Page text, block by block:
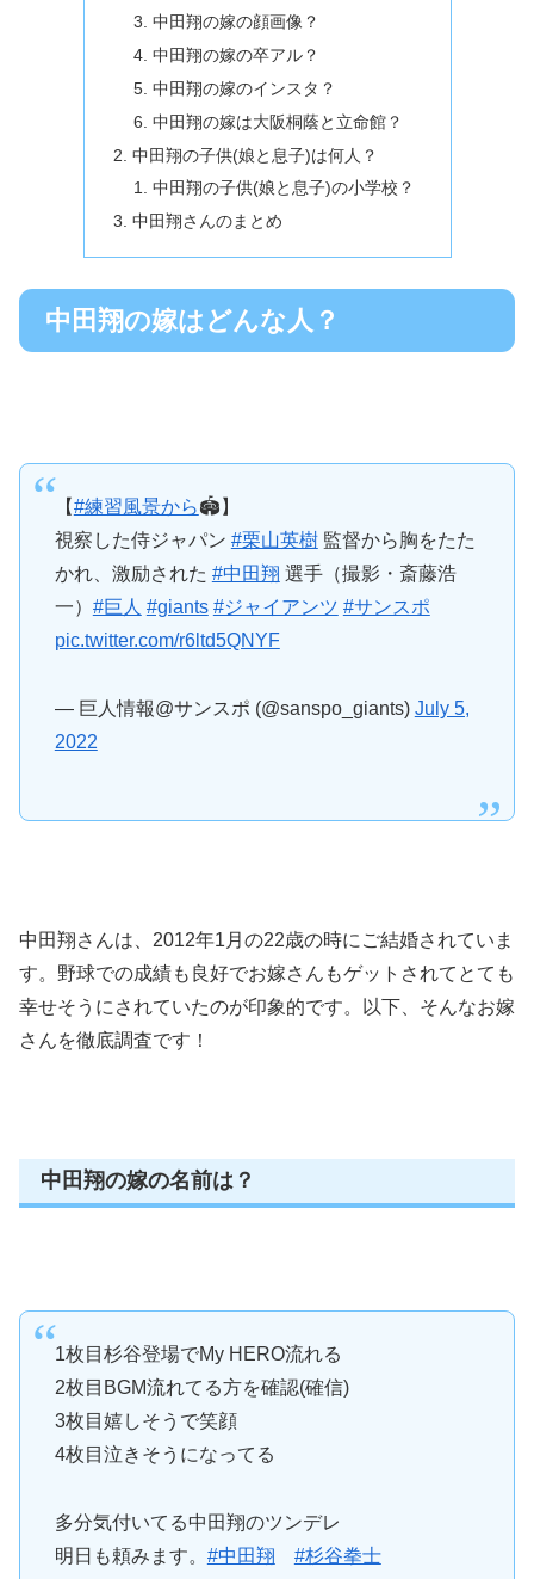
中田翔の嫁の顔画像？
中田翔の嫁の卒アル？
中田翔の嫁のインスタ？
中田翔の嫁は大阪桐蔭と立命館？
中田翔の子供(娘と息子)は何人？
中田翔の子供(娘と息子)の小学校？
中田翔さんのまとめ
中田翔の嫁はどんな人？
【#練習風景から🏟️】
視察した侍ジャパン #栗山英樹監督から胸をたた
かれ、激励された #中田翔 選手（撮影・斎藤浩
一） #巨人 #giants #ジャイアンツ #サンスポ
pic.twitter.com/r6ltd5QNYF
— 巨人情報@サンスポ (@sanspo_giants) July 5,
2022
中田翔さんは、2012年1月の22歳の時にご結婚されていま
す。野球での成績も良好でお嫁さんもゲットされてとても
幸せそうにされていたのが印象的です。以下、そんなお嫁
さんを徹底調査です！
中田翔の嫁の名前は？
1枚目杉谷登場でMy HERO流れる
2枚目BGM流れてる方を確認(確信)
3枚目嬉しそうで笑顔
4枚目泣きそうになってる
多分気付いてる中田翔のツンデレ
明日も頼みます。 #中田翔
#杉谷拳士